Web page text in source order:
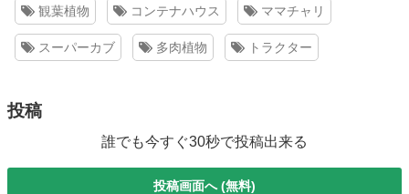
観葉植物 コンテナハウス ママチャリ
スーパーカブ 多肉植物 トラクター
投稿
誰でも今すぐ30秒で投稿出来る
投稿画面へ (無料)